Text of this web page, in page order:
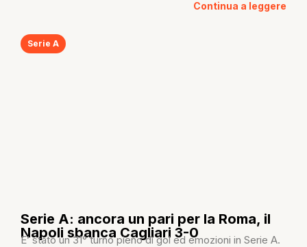
Continua a leggere
Serie A
Serie A: ancora un pari per la Roma, il
Napoli sbanca Cagliari 3-0
E’ stato un 31° turno pieno di gol ed emozioni in Serie A.